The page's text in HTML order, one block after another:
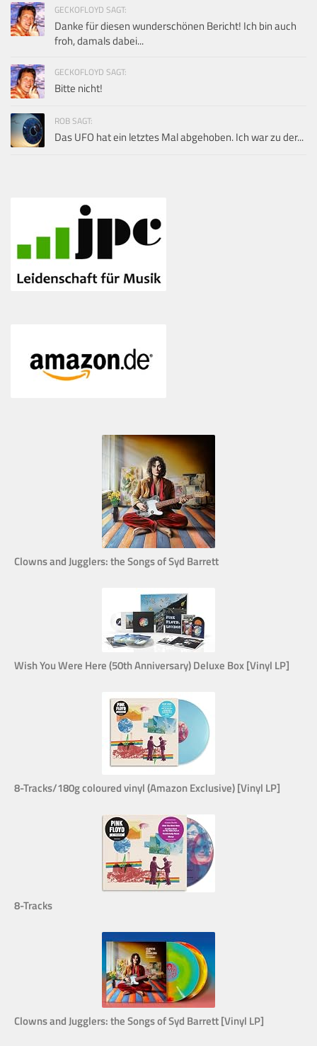
GECKOFLOYD SAGT:
Danke für diesen wunderschönen Bericht! Ich bin auch
froh, damals dabei...
GECKOFLOYD SAGT:
Bitte nicht!
ROB SAGT:
Das UFO hat ein letztes Mal abgehoben. Ich war zu der...
Clowns and Jugglers: the Songs of Syd Barrett
Wish You Were Here (50th Anniversary) Deluxe Box [Vinyl LP]
8-Tracks/180g coloured vinyl (Amazon Exclusive) [Vinyl LP]
8-Tracks
Clowns and Jugglers: the Songs of Syd Barrett [Vinyl LP]